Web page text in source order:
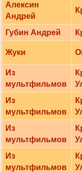
Алексин
Андрей
Губин Андрей
Жуки
Из
мультфильмов
Из
мультфильмов
Из
мультфильмов
Из
мультфильмов